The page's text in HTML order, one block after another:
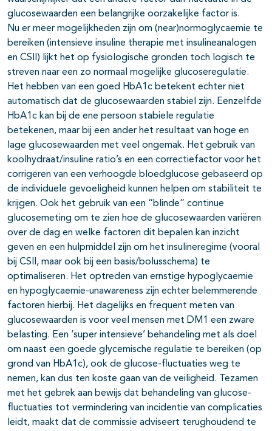
glucosewaarden een belangrijke oorzakelijke factor is.
Nu er meer mogelijkheden zijn om (near)normoglycaemie te
bereiken (intensieve insuline therapie met insulineanalogen
en CSII) lijkt het op fysiologische gronden toch logisch te
streven naar een zo normaal mogelijke glucoseregulatie.
Het hebben van een goed HbA1c betekent echter niet
automatisch dat de glucosewaarden stabiel zijn. Eenzelfde
HbA1c kan bij de ene persoon stabiele regulatie
betekenen, maar bij een ander het resultaat van hoge en
lage glucosewaarden met veel ongemak. Het gebruik van
koolhydraat/insuline ratio’s en een correctiefactor voor het
corrigeren van een verhoogde bloedglucose gebaseerd op
de individuele gevoeligheid kunnen helpen om stabiliteit te
krijgen. Ook het gebruik van een “blinde” continue
glucosemeting om te zien hoe de glucosewaarden variëren
over de dag en welke factoren dit bepalen kan inzicht
geven en een hulpmiddel zijn om het insulineregime (vooral
bij CSII, maar ook bij een basis/bolusschema) te
optimaliseren. Het optreden van ernstige hypoglycaemie
en hypoglycaemie-unawareness zijn echter belemmerende
factoren hierbij. Het dagelijks en frequent meten van
glucosewaarden is voor veel mensen met DM1 een zware
belasting. Een ‘super intensieve’ behandeling met als doel
om naast een goede glycemische regulatie te bereiken (op
grond van HbA1c), ook de glucose-fluctuaties weg te
nemen, kan dus ten koste gaan van de veiligheid. Tezamen
met het gebrek aan bewijs dat behandeling van glucose-
fluctuaties tot vermindering van incidentie van complicaties
leidt, maakt dat de commissie adviseert terughoudend te